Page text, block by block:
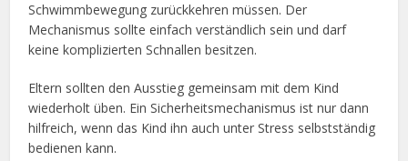
Schwimmbewegung zurückkehren müssen. Der
Mechanismus sollte einfach verständlich sein und darf
keine komplizierten Schnallen besitzen.
Eltern sollten den Ausstieg gemeinsam mit dem Kind
wiederholt üben. Ein Sicherheitsmechanismus ist nur dann
hilfreich, wenn das Kind ihn auch unter Stress selbstständig
bedienen kann.